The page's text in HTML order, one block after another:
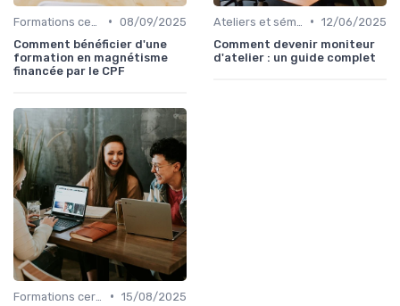
• 08/09/2025
Comment bénéficier d'une
formation en magnétisme
financée par le CPF
• 12/06/2025
Comment devenir moniteur
d'atelier : un guide complet
• 15/08/2025